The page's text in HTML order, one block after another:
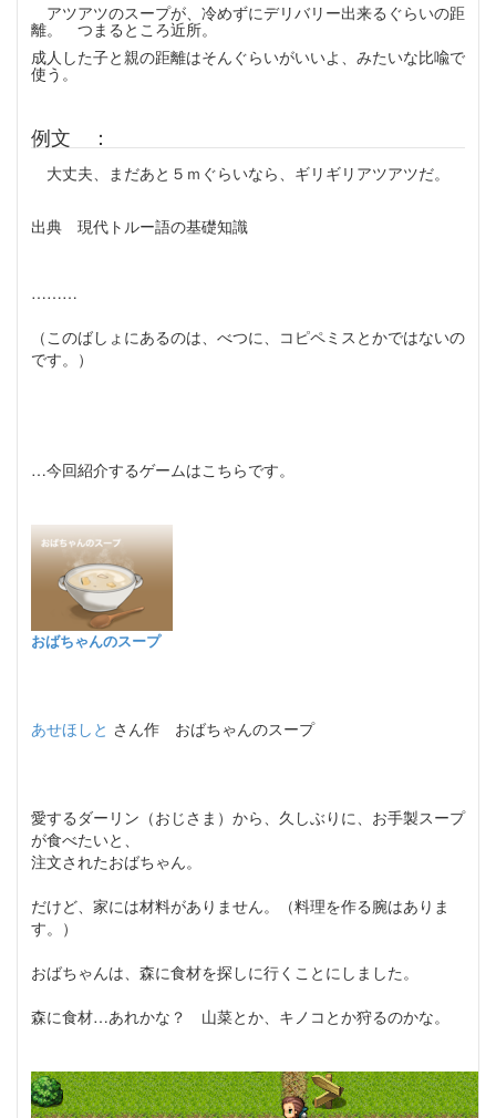
アツアツのスープが、冷めずにデリバリー出来るぐらいの距
離。 つまるところ近所。
成人した子と親の距離はそんぐらいがいいよ、みたいな比喩で
使う。
例文 ：
大丈夫、まだあと５ｍぐらいなら、ギリギリアツアツだ。
出典 現代トルー語の基礎知識
………
（このばしょにあるのは、べつに、コピペミスとかではないの
です。）
…今回紹介するゲームはこちらです。
おばちゃんのスープ
あせほしと さん作 おばちゃんのスープ
愛するダーリン（おじさま）から、久しぶりに、お手製スープ
が食べたいと、
注文されたおばちゃん。
だけど、家には材料がありません。（料理を作る腕はありま
す。）
おばちゃんは、森に食材を探しに行くことにしました。
森に食材…あれかな？ 山菜とか、キノコとか狩るのかな。